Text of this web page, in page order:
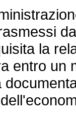
la
entro un